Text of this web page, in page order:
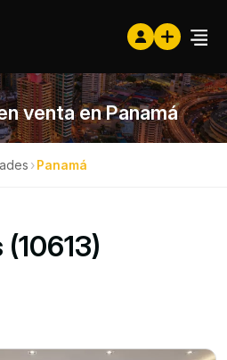
venta en Panamá
›Panamá